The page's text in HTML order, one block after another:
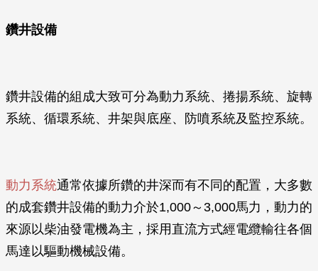
鑽井設備
鑽井設備的組成大致可分為動力系統、捲揚系統、旋轉
系統、循環系統、井架與底座、防噴系統及監控系統。
動力系統通常依據所鑽的井深而有不同的配置，大多數
的成套鑽井設備的動力介於1,000～3,000馬力，動力的
來源以柴油發電機為主，採用直流方式經電纜輸往各個
馬達以驅動機械設備。